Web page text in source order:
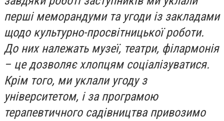
перші меморандуми та угоди із закладами
щодо культурно-просвітницької роботи.
До них належать музеї, театри, філармонія
– це дозволяє хлопцям соціалізуватися.
Крім того, ми уклали угоду з
університетом, і за програмою
терапевтичного садівництва привозимо